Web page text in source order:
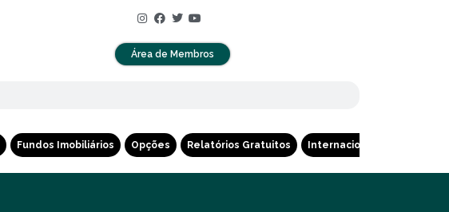
Área de Membros
Fundos Imobiliários Opções Relatórios Gratuitos Internacional